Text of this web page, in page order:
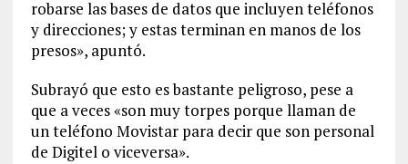
robarse las bases de datos que incluyen teléfonos
y direcciones; y estas terminan en manos de los
presos», apuntó.
Subrayó que esto es bastante peligroso, pese a
que a veces «son muy torpes porque llaman de
un teléfono Movistar para decir que son personal
de Digitel o viceversa».